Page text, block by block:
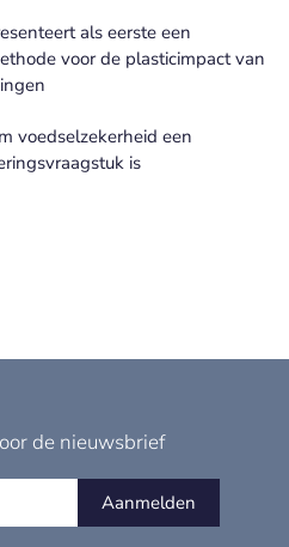
als eerste een
voor de plasticimpact van
voedselzekerheid een
is
de nieuwsbrief
Aanmelden